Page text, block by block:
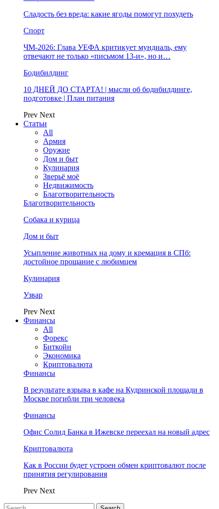
Сладость без вреда: какие ягоды помогут похудеть
Спорт
ЧМ-2026: Глава УЕФА критикует мундиаль, ему
отвечают не только «письмом 13-и», но и…
Бодибилдинг
10 ДНЕЙ ДО СТАРТА! | мысли об бодибилдинге,
подготовке | План питания
Prev Next
Статьи
All
Армия
Оружие
Дом и быт
Кулинария
Зверьё моё
Недвижимость
Благотворительность
Благотворительность
Собака и курица
Дом и быт
Усыпление животных на дому и кремация в СПб:
достойное прощание с любимцем
Кулинария
Узвар
Prev Next
Финансы
All
Форекс
Биткойн
Экономика
Криптовалюта
Финансы
В результате взрыва в кафе на Кудринской площади в
Москве погибли три человека
Финансы
Офис Солид Банка в Ижевске переехал на новый адрес
Криптовалюта
Как в России будет устроен обмен криптовалют после
принятия регулирования
Prev Next